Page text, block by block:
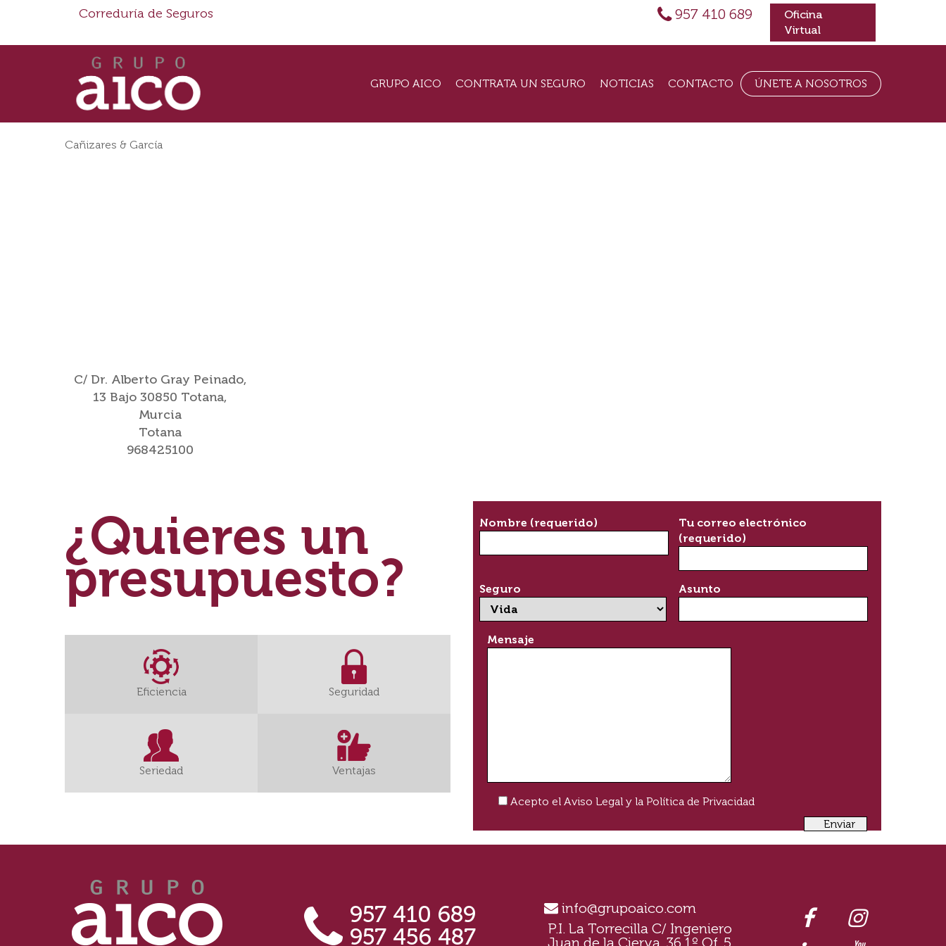
Correduría de Seguros 957 410 689
Oficina
Virtual
GRUPO AICO CONTRATA UN SEGURO NOTICIAS CONTACTO ÚNETE A NOSOTROS
Cañizares & García
C/ Dr. Alberto Gray Peinado,
13 Bajo 30850 Totana,
Murcia
Totana
968425100
¿Quieres un
presupuesto?
Eficiencia Seguridad
Seriedad Ventajas
Nombre (requerido)
Tu correo electrónico
(requerido)
Seguro Asunto
Mensaje
Acepto el Aviso Legal y la Política de Privacidad
957 410 689
957 456 487
info@grupoaico.com
P.I. La Torrecilla C/ Ingeniero